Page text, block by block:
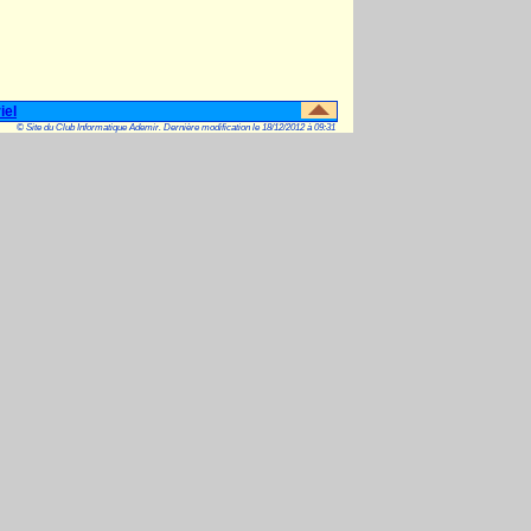
© Site du Club Informatique Ademir. Dernière modification le 18/12/2012 à 09:31